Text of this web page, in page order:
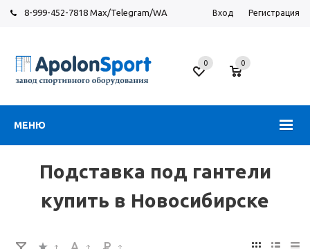
8-999-452-7818 Max/Telegram/WA Вход Регистрация
МЕНЮ
Новосибирск
ул.
0
0
Подставка под гантели
купить в Новосибирске